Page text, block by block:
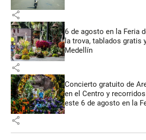
share
6 de agosto en la Feria
la trova, tablados gratis
Medellín
share
Concierto gratuito de
en el Centro y
este 6 de agosto en la
share